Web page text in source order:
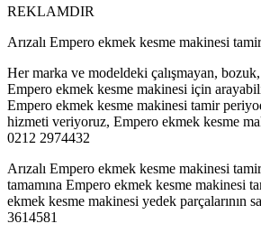
REKLAMDIR
Arızalı Empero ekmek kesme makinesi
Her marka ve modeldeki çalışmayan,
Empero ekmek kesme makinesi için
Empero ekmek kesme makinesi tamir
hizmeti veriyoruz, Empero ekmek kesme
0212 2974432
Arızalı Empero ekmek kesme makinesi
tamamına Empero ekmek kesme makinesi
ekmek kesme makinesi yedek parçalarının
3614581